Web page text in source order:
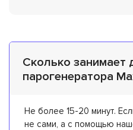
Сколько занимает
парогенератора
Не более 15-20 минут.
не сами, а с помощью